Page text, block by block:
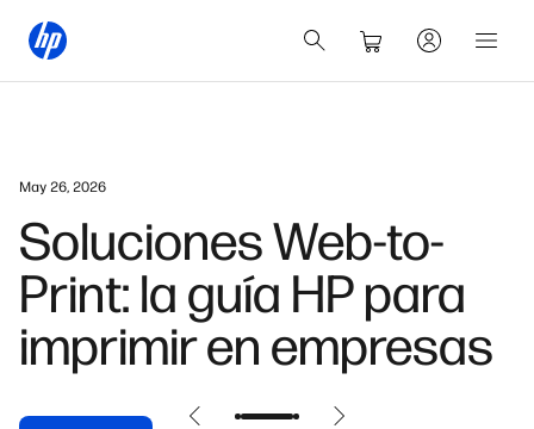
May 26, 2026
Soluciones Web-to-
Print: la guía HP para
imprimir en empresas